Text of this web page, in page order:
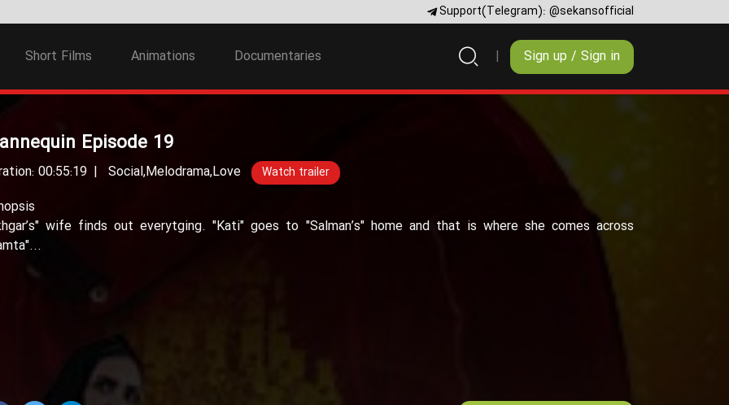
Support(Telegram): @sekansofficial
Sign up / Sign in
Short Films Animations Documentaries
Episode 19
00:55:19 Social,Melodrama,Love Watch trailer
wife finds out everytging. "Kati" goes to "Salman’s" home and that is where she comes across